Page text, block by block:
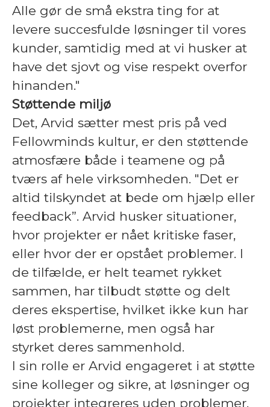
Alle gør de små ekstra ting for at
levere succesfulde løsninger til vores
kunder, samtidig med at vi husker at
have det sjovt og vise respekt overfor
hinanden."
Støttende miljø
Det, Arvid sætter mest pris på ved
Fellowminds kultur, er den støttende
atmosfære både i teamene og på
tværs af hele virksomheden. "Det er
altid tilskyndet at bede om hjælp eller
feedback”. Arvid husker situationer,
hvor projekter er nået kritiske faser,
eller hvor der er opstået problemer. I
de tilfælde, er helt teamet rykket
sammen, har tilbudt støtte og delt
deres ekspertise, hvilket ikke kun har
løst problemerne, men også har
styrket deres sammenhold.
I sin rolle er Arvid engageret i at støtte
sine kolleger og sikre, at løsninger og
projekter integreres uden problemer.